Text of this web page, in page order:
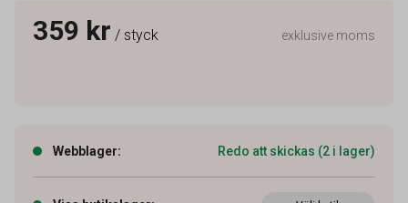
359 kr / styck exklusive moms
Webblager: Redo att skickas (2 i lager)